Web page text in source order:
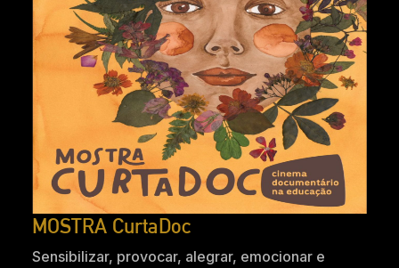
MOSTRA CurtaDoc
Sensibilizar, provocar, alegrar, emocionar e